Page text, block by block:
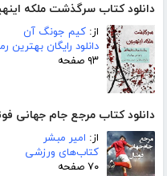
دانلود کتاب سرگذشت ملکه
از: کیم جونگ آن
دانلود رایگان بهترین
۹۳ صفحه
دانلود کتاب مرجع جام جهانی
از: امیر مبشر
کتاب‌های ورزشی
۷۰ صفحه